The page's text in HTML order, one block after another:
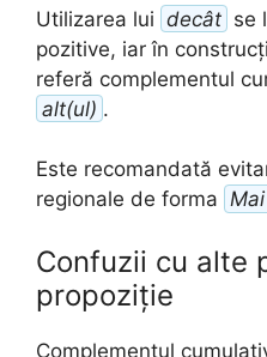
Utilizarea lui decât se
pozitive, iar în
referă complementul
alt(ul) .
Este recomandată
regionale de forma
Confuzii cu alte
propoziție
Complementul